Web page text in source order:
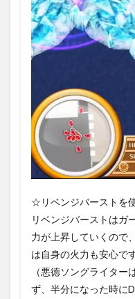
☆リベンジバーストを
リベンジバーストはガ
力が上昇していくので
は自身の火力も安心で
（悪徳ソングライタ
ず、半分になった時に